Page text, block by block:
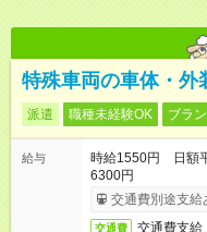
特殊車両の車体・外
派遣 職種未経験OK ブラ
給与
時給1550円 日額
6300円
交通費別途支給
交通費 交通費支給